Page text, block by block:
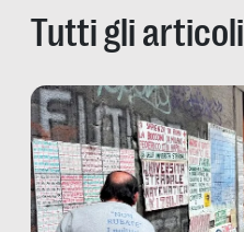
Tutti gli articoli